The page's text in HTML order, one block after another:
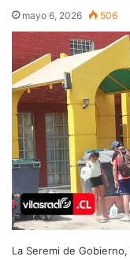
mayo 6, 2026 506
La Seremi de